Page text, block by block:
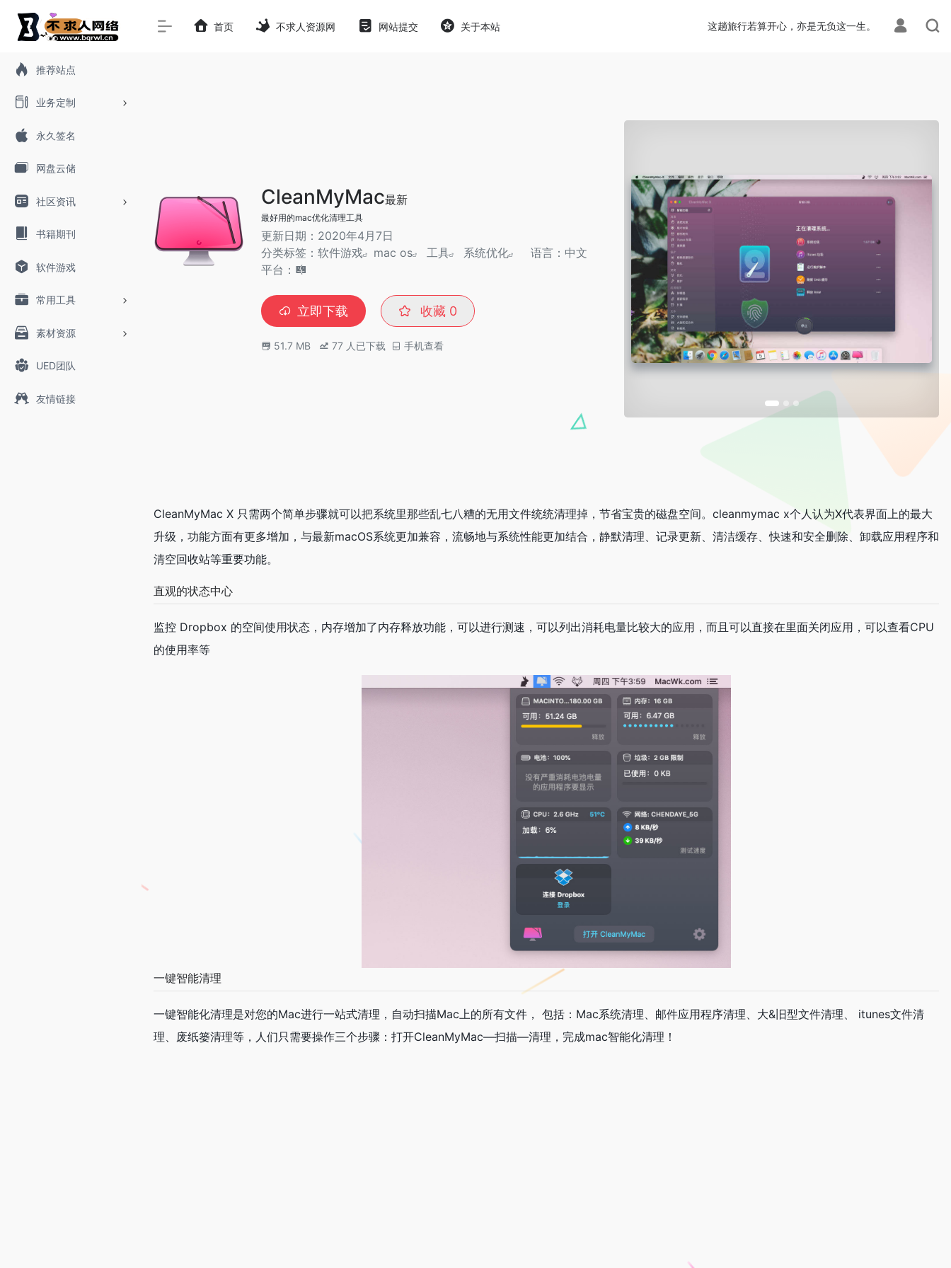
推荐站点
业务定制
永久签名
网盘云储
社区资讯
书籍期刊
软件游戏
常用工具
素材资源
UED团队
友情链接
首页 不求人资源网 网站提交 关于本站 这趟旅行若算开心，亦是无负这一生。
CleanMyMac最新
最好用的mac优化清理工具
更新日期：2020年4月7日
分类标签： 软件游戏 mac os 工具 系统优化
语言：中文
平台：
立即下载 收藏 0
51.7 MB 77 人已下载 手机查看
CleanMyMac X 只需两个简单步骤就可以把系统里那些乱七八糟的无用文件统统清理掉，节省宝贵的磁盘空间。cleanmymac x个人认为X代表界面上的最大
升级，功能方面有更多增加，与最新macOS系统更加兼容，流畅地与系统性能更加结合，静默清理、记录更新、清洁缓存、快速和安全删除、卸载应用程序和
清空回收站等重要功能。
直观的状态中心
监控 Dropbox 的空间使用状态，内存增加了内存释放功能，可以进行测速，可以列出消耗电量比较大的应用，而且可以直接在里面关闭应用，可以查看CPU
的使用率等
一键智能清理
一键智能化清理是对您的Mac进行一站式清理，自动扫描Mac上的所有文件， 包括：Mac系统清理、邮件应用程序清理、大&旧型文件清理、 itunes文件清
理、废纸篓清理等，人们只需要操作三个步骤：打开CleanMyMac—扫描—清理，完成mac智能化清理！